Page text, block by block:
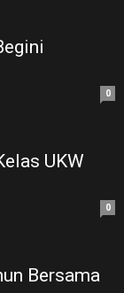
0
UKW
0
Bersama